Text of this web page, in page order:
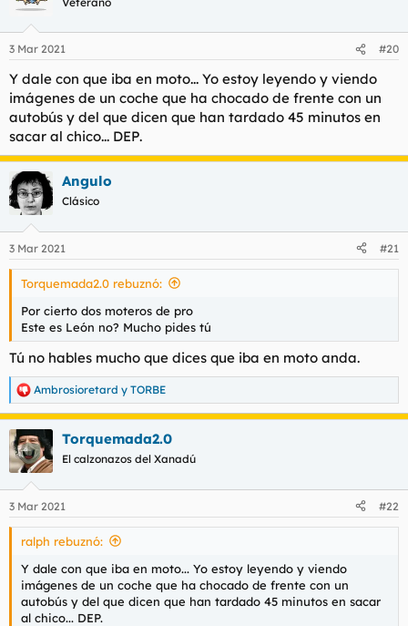
3 Mar 2021 #20
Y dale con que iba en moto... Yo estoy leyendo y viendo
imágenes de un coche que ha chocado de frente con un
autobús y del que dicen que han tardado 45 minutos en
sacar al chico... DEP.
Angulo
Clásico
3 Mar 2021 #21
Torquemada2.0 rebuznó:
Por cierto dos moteros de pro
Este es León no? Mucho pides tú
Tú no hables mucho que dices que iba en moto anda.
R
e
a
c
c
i
e
s
Ambrosioretard y TORBE
Torquemada2.0
El calzonazos del Xanadú
3 Mar 2021 #22
ralph rebuznó:
Y dale con que iba en moto... Yo estoy leyendo y viendo
imágenes de un coche que ha chocado de frente con un
autobús y del que dicen que han tardado 45 minutos en sacar
al chico... DEP.